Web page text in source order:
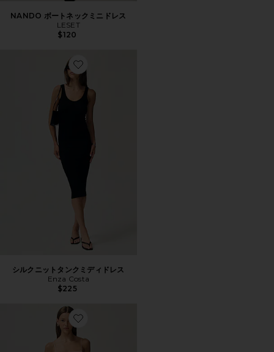
NANDO ボートネックミニドレス
LESET
$120
Favorite シルクニットタンクミディドレス
シルクニットタンクミディドレス
Enza Costa
$225
Favorite ARI マキシドレス